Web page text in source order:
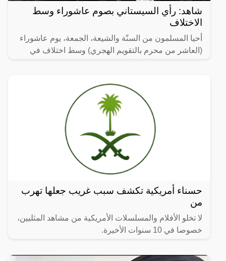
شاهد: رأي السيستاني بصوم عاشوراء وسط
الاختلاف
أحيا المسلمون من السنّة والشيعة، الجمعة، يوم عاشوراء
(العاشر من محرم بالتقويم الهجري) وسط اختلاف في
حسناء أمريكية تكشف سبب غريب جعلها تهرب
من
لا تخلو الأفلام والمسلسلات الأمريكية من مشاهد المثليين،
خصوصا في 10 سنوات الأخيرة.